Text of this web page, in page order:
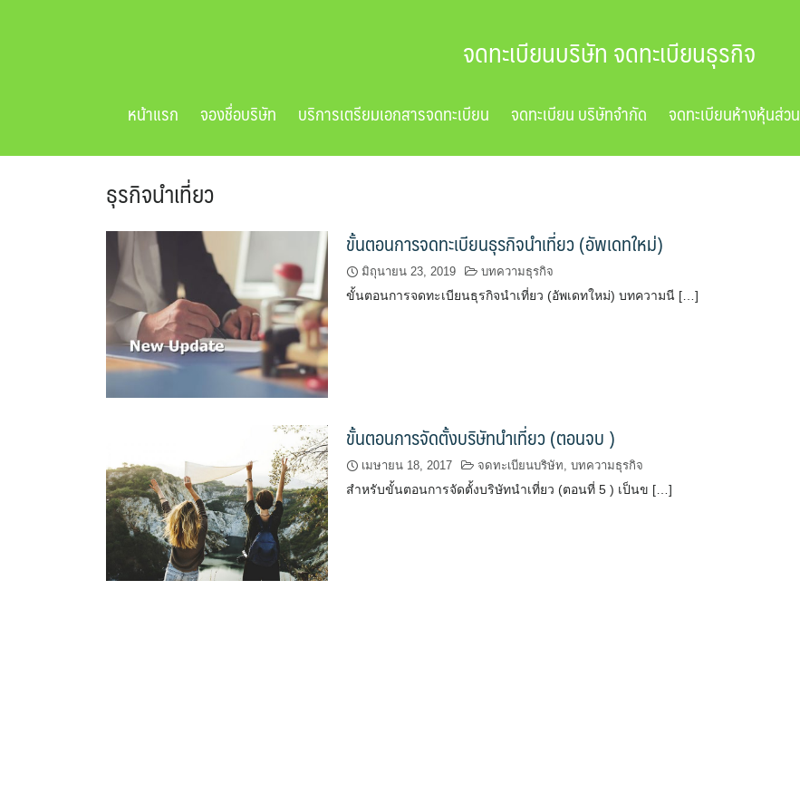
จดทะเบียนบริษัท จดทะเบียนธุรกิจ
หน้าแรก จองชื่อบริษัท บริการเตรียมเอกสารจดทะเบียน จดทะเบียน บริษัทจำกัด จดทะเบียนห้างหุ้นส่วน
ธุรกิจนำเที่ยว
ขั้นตอนการจดทะเบียนธุรกิจนำเที่ยว (อัพเดทใหม่)
มิถุนายน 23, 2019 บทความธุรกิจ
ขั้นตอนการจดทะเบียนธุรกิจนำเที่ยว (อัพเดทใหม่) บทความนี […]
ขั้นตอนการจัดตั้งบริษัทนำเที่ยว (ตอนจบ )
เมษายน 18, 2017 จดทะเบียนบริษัท ,บทความธุรกิจ
สำหรับขั้นตอนการจัดตั้งบริษัทนำเที่ยว (ตอนที่ 5 ) เป็นข […]